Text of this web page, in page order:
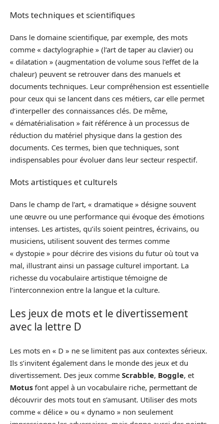
Mots techniques et scientifiques
Dans le domaine scientifique, par exemple, des mots
comme « dactylographie » (l’art de taper au clavier) ou
« dilatation » (augmentation de volume sous l’effet de la
chaleur) peuvent se retrouver dans des manuels et
documents techniques. Leur compréhension est essentielle
pour ceux qui se lancent dans ces métiers, car elle permet
d’interpeller des connaissances clés. De même,
« dématérialisation » fait référence à un processus de
réduction du matériel physique dans la gestion des
documents. Ces termes, bien que techniques, sont
indispensables pour évoluer dans leur secteur respectif.
Mots artistiques et culturels
Dans le champ de l’art, « dramatique » désigne souvent
une œuvre ou une performance qui évoque des émotions
intenses. Les artistes, qu’ils soient peintres, écrivains, ou
musiciens, utilisent souvent des termes comme
« dystopie » pour décrire des visions du futur où tout va
mal, illustrant ainsi un passage culturel important. La
richesse du vocabulaire artistique témoigne de
l’interconnexion entre la langue et la culture.
Les jeux de mots et le divertissement
avec la lettre D
Les mots en « D » ne se limitent pas aux contextes sérieux.
Ils s’invitent également dans le monde des jeux et du
divertissement. Des jeux comme Scrabble, Boggle, et
Motus font appel à un vocabulaire riche, permettant de
découvrir des mots tout en s’amusant. Utiliser des mots
comme « délice » ou « dynamo » non seulement